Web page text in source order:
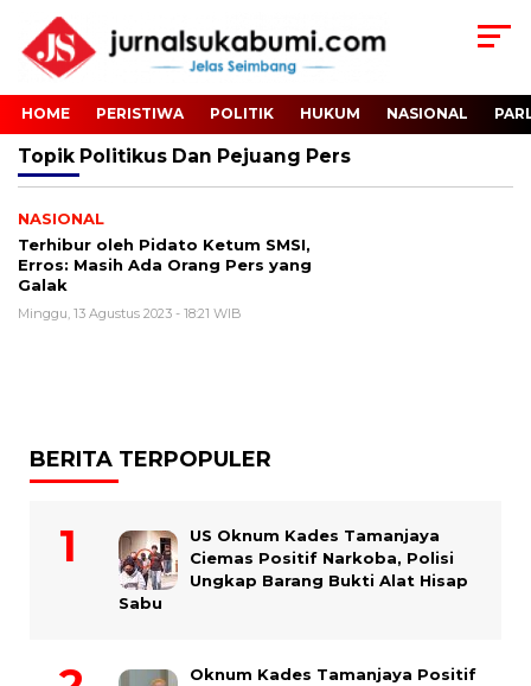
HOME PERISTIWA POLITIK HUKUM NASIONAL
Topik Politikus Dan Pejuang Pers
NASIONAL
Terhibur oleh Pidato Ketum SMSI,
Erros: Masih Ada Orang Pers yang
Galak
Minggu, 13 Agustus 2023 - 18:21 WIB
BERITA TERPOPULER
US Oknum Kades Tamanjaya
Ciemas Positif Narkoba, Polisi
Ungkap Barang Bukti Alat Hisap
Sabu
Oknum Kades Tamanjaya Positif